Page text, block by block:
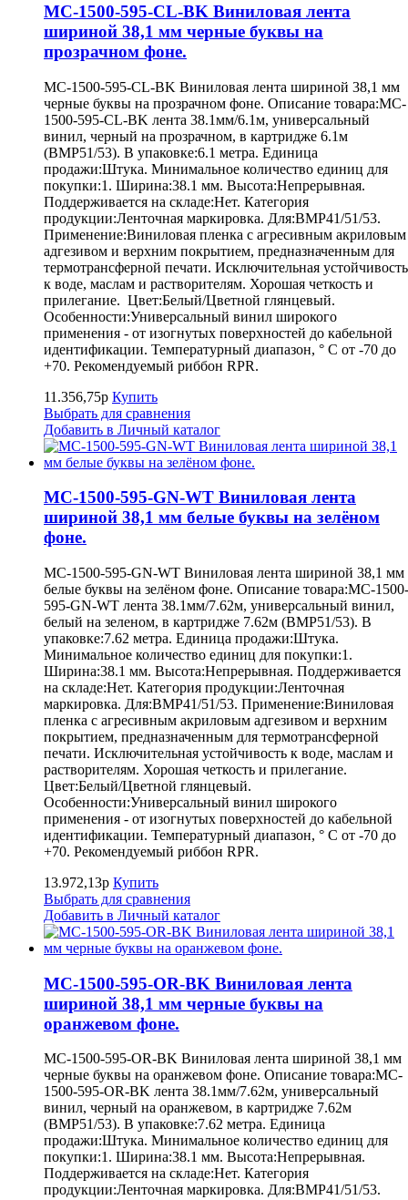
MC-1500-595-CL-BK Виниловая лента
шириной 38,1 мм черные буквы на
прозрачном фоне.
MC-1500-595-CL-BK Виниловая лента шириной 38,1 мм
черные буквы на прозрачном фоне. Описание товара:MC-
1500-595-CL-BK лента 38.1мм/6.1м, универсальный
винил, черный на прозрачном, в картридже 6.1м
(BMP51/53). В упаковке:6.1 метра. Единица
продажи:Штука. Минимальное количество единиц для
покупки:1. Ширина:38.1 мм. Высота:Непрерывная.
Поддерживается на складе:Нет. Категория
продукции:Ленточная маркировка. Для:BMP41/51/53.
Применение:Виниловая пленка с агресивным акриловым
адгезивом и верхним покрытием, предназначенным для
термотрансферной печати. Исключительная устойчивость
к воде, маслам и растворителям. Хорошая четкость и
прилегание. Цвет:Белый/Цветной глянцевый.
Особенности:Универсальный винил широкого
применения - от изогнутых поверхностей до кабельной
идентификации. Температурный диапазон, ° С от -70 до
+70. Рекомендуемый риббон RPR.
11.356,75р Купить
Выбрать для сравнения
Добавить в Личный каталог
MC-1500-595-GN-WT Виниловая лента
шириной 38,1 мм белые буквы на зелёном
фоне.
MC-1500-595-GN-WT Виниловая лента шириной 38,1 мм
белые буквы на зелёном фоне. Описание товара:MC-1500-
595-GN-WT лента 38.1мм/7.62м, универсальный винил,
белый на зеленом, в картридже 7.62м (BMP51/53). В
упаковке:7.62 метра. Единица продажи:Штука.
Минимальное количество единиц для покупки:1.
Ширина:38.1 мм. Высота:Непрерывная. Поддерживается
на складе:Нет. Категория продукции:Ленточная
маркировка. Для:BMP41/51/53. Применение:Виниловая
пленка с агресивным акриловым адгезивом и верхним
покрытием, предназначенным для термотрансферной
печати. Исключительная устойчивость к воде, маслам и
растворителям. Хорошая четкость и прилегание.
Цвет:Белый/Цветной глянцевый.
Особенности:Универсальный винил широкого
применения - от изогнутых поверхностей до кабельной
идентификации. Температурный диапазон, ° С от -70 до
+70. Рекомендуемый риббон RPR.
13.972,13р Купить
Выбрать для сравнения
Добавить в Личный каталог
MC-1500-595-OR-BK Виниловая лента
шириной 38,1 мм черные буквы на
оранжевом фоне.
MC-1500-595-OR-BK Виниловая лента шириной 38,1 мм
черные буквы на оранжевом фоне. Описание товара:MC-
1500-595-OR-BK лента 38.1мм/7.62м, универсальный
винил, черный на оранжевом, в картридже 7.62м
(BMP51/53). В упаковке:7.62 метра. Единица
продажи:Штука. Минимальное количество единиц для
покупки:1. Ширина:38.1 мм. Высота:Непрерывная.
Поддерживается на складе:Нет. Категория
продукции:Ленточная маркировка. Для:BMP41/51/53.